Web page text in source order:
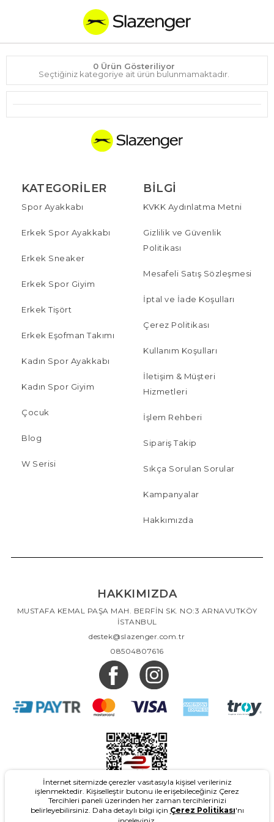
0 Ürün Gösteriliyor
Seçtiğiniz kategoriye ait ürün bulunmamaktadır.
KATEGORILER
Spor Ayakkabı
Erkek Spor Ayakkabı
Erkek Sneaker
Erkek Spor Giyim
Erkek Tişört
Erkek Eşofman Takımı
Kadın Spor Ayakkabı
Kadın Spor Giyim
Çocuk
Blog
W Serisi
BILGI
KVKK Aydınlatma Metni
Gizlilik ve Güvenlik
Politikası
Mesafeli Satış Sözleşmesi
İptal ve İade Koşulları
Çerez Politikası
Kullanım Koşulları
İletişim & Müşteri
Hizmetleri
İşlem Rehberi
Sipariş Takip
Sıkça Sorulan Sorular
Kampanyalar
Hakkımızda
HAKKIMIZDA
MUSTAFA KEMAL PAŞA MAH. BERFİN SK. NO:3 ARNAVUTKÖY
İSTANBUL
destek@slazenger.com.tr
08504807616
İnternet sitemizde çerezler vasıtasıyla kişisel verileriniz
işlenmektedir. Kişiselleştir butonu ile erişebileceğiniz Çerez
Tercihleri paneli üzerinden her zaman tercihlerinizi
belirleyebilirsiniz. Daha detaylı bilgi için Çerez Politikası'nı